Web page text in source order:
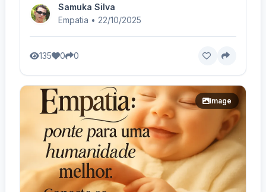
Samuka Silva
Empatia • 22/10/2025
135 0 0
image